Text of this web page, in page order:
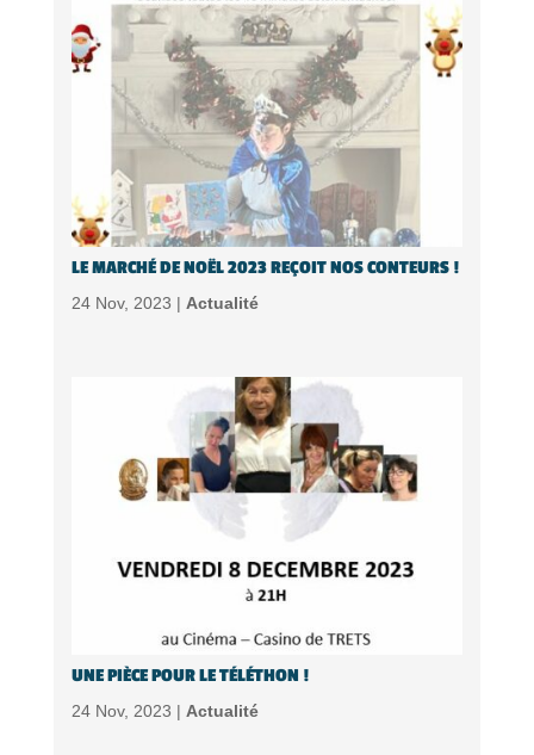
LE MARCHÉ DE NOËL 2023 REÇOIT NOS CONTEURS !
24 Nov, 2023 | Actualité
UNE PIÈCE POUR LE TÉLÉTHON !
24 Nov, 2023 | Actualité